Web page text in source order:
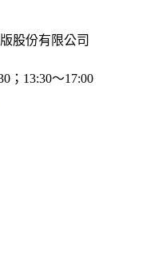
股份有限公司
；13:30～17:00